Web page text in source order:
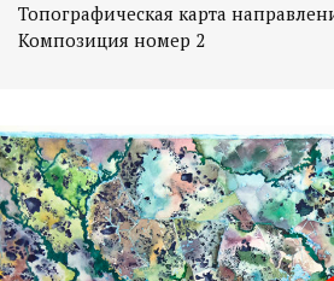
Топографическая карта